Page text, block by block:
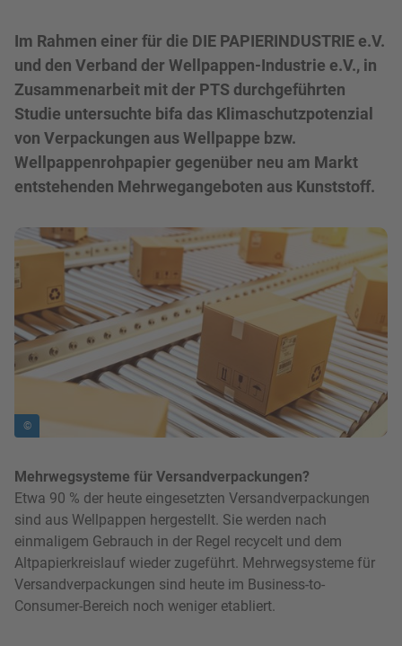
Im Rahmen einer für die DIE PAPIERINDUSTRIE e.V.
und den Verband der Wellpappen-Industrie e.V., in
Zusammenarbeit mit der PTS durchgeführten
Studie untersuchte bifa das Klimaschutzpotenzial
von Verpackungen aus Wellpappe bzw.
Wellpappenrohpapier gegenüber neu am Markt
entstehenden Mehrwegangeboten aus Kunststoff.
Bild in Lightbox zeigen
©
Mehrwegsysteme für Versandverpackungen?
Etwa 90 % der heute eingesetzten Versandverpackungen
sind aus Wellpappen hergestellt. Sie werden nach
einmaligem Gebrauch in der Regel recycelt und dem
Altpapierkreislauf wieder zugeführt. Mehrwegsysteme für
Versandverpackungen sind heute im Business-to-
Consumer-Bereich noch weniger etabliert.